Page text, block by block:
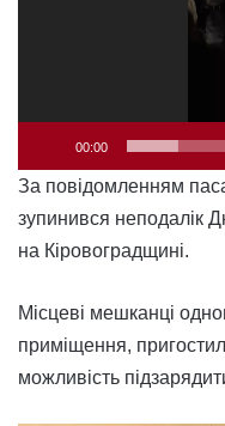
00:00
За повідомленням
зупинився неподалік
на Кіровоградщині.
Місцеві мешканці
приміщення,
можливість